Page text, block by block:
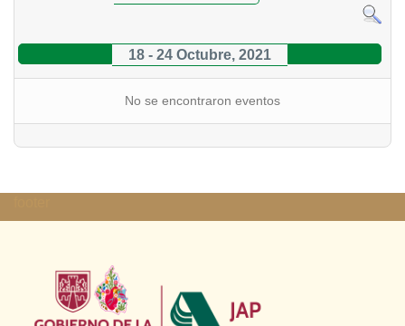
18 - 24 Octubre, 2021
No se encontraron eventos